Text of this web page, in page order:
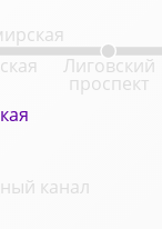
канал
Лиговский
проспект